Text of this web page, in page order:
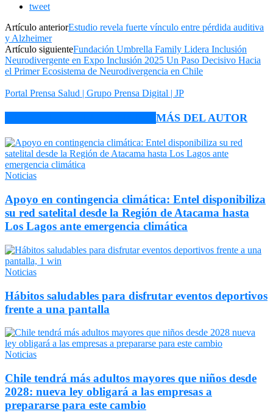
tweet
Artículo anteriorEstudio revela fuerte vínculo entre pérdida auditiva
y Alzheimer
Artículo siguienteFundación Umbrella Family Lidera Inclusión
Neurodivergente en Expo Inclusión 2025 Un Paso Decisivo Hacia
el Primer Ecosistema de Neurodivergencia en Chile
Portal Prensa Salud | Grupo Prensa Digital | JP
MÁS DEL AUTOR
Noticias
Apoyo en contingencia climática: Entel disponibiliza
su red satelital desde la Región de Atacama hasta
Los Lagos ante emergencia climática
Noticias
Hábitos saludables para disfrutar eventos deportivos
frente a una pantalla
Noticias
Chile tendrá más adultos mayores que niños desde
2028: nueva ley obligará a las empresas a
prepararse para este cambio